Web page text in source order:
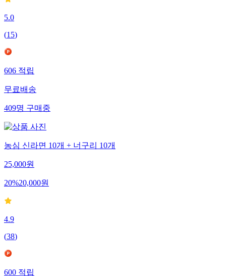
5.0
(15)
606적립
무료배송
409명구매중
농심 신라면 10개 + 너구리 10개
25,000원
20%20,000원
4.9
(38)